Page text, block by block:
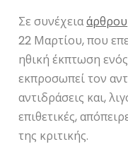
Σε συνέχειαάρθρου
22 Μαρτίου, που
ηθική έκπτωση
εκπροσωπεί τον
αντιδράσεις και,
επιθετικές,
της κριτικής.